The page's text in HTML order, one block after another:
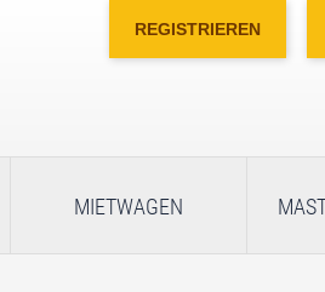
REGISTRIEREN
MIETWAGEN